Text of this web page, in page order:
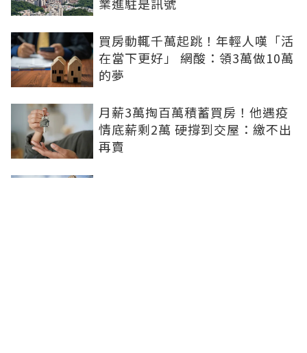
買房動輒千萬起跳！年輕人嘆「活
在當下更好」 網酸：領3萬做10萬
的夢
月薪3萬掏百萬積蓄買房！他遇疫
情底薪剩2萬 硬撐到交屋：繳不出
再賣